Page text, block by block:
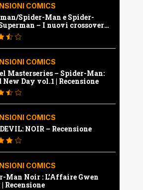
COMICS
Spider-Man e Spider-
– I nuovi crossover
e Dc | Recensione
COMICS
Masterseries – Spider-Man:
New Day vol.1 | Recensione
COMICS
NOIR – Recensione
COMICS
Man Noir : L’Affaire Gwen
Recensione